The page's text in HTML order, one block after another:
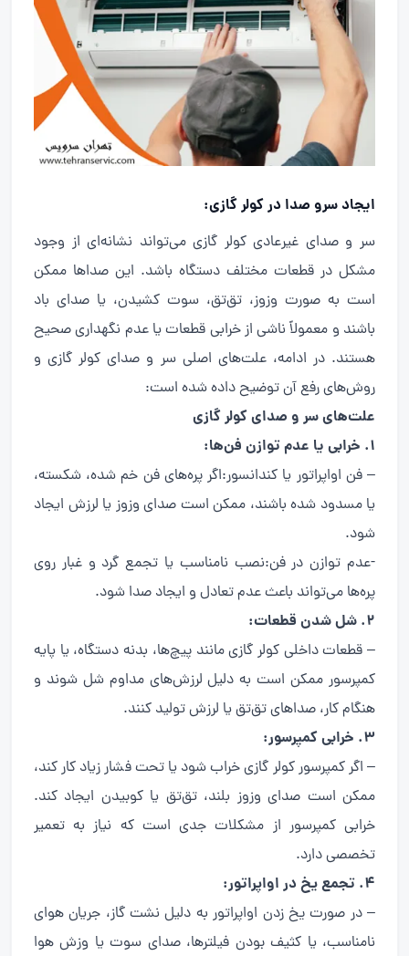
ایجاد سرو صدا در کولر گازی:
سر و صدای غیرعادی کولر گازی می‌تواند نشانه‌ای از وجود
مشکل در قطعات مختلف دستگاه باشد. این صداها ممکن
است به صورت وزوز، تق‌تق، سوت کشیدن، یا صدای باد
باشند و معمولاً ناشی از خرابی قطعات یا عدم نگهداری صحیح
هستند. در ادامه، علت‌های اصلی سر و صدای کولر گازی و
روش‌های رفع آن توضیح داده شده است:
علت‌های سر و صدای کولر گازی
1. خرابی یا عدم توازن فن‌ها:
– فن اواپراتور یا کندانسور:اگر پره‌های فن خم شده، شکسته،
یا مسدود شده باشند، ممکن است صدای وزوز یا لرزش ایجاد
شود.
-عدم توازن در فن:نصب نامناسب یا تجمع گرد و غبار روی
پره‌ها می‌تواند باعث عدم تعادل و ایجاد صدا شود.
2. شل شدن قطعات:
– قطعات داخلی کولر گازی مانند پیچ‌ها، بدنه دستگاه، یا پایه
کمپرسور ممکن است به دلیل لرزش‌های مداوم شل شوند و
هنگام کار، صداهای تق‌تق یا لرزش تولید کنند.
3. خرابی کمپرسور:
– اگر کمپرسور کولر گازی خراب شود یا تحت فشار زیاد کار کند،
ممکن است صدای وزوز بلند، تق‌تق یا کوبیدن ایجاد کند.
خرابی کمپرسور از مشکلات جدی است که نیاز به تعمیر
تخصصی دارد.
4. تجمع یخ در اواپراتور:
– در صورت یخ زدن اواپراتور به دلیل نشت گاز، جریان هوای
نامناسب، یا کثیف بودن فیلترها، صدای سوت یا وزش هوا